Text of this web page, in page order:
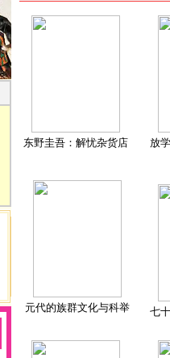
东野圭吾：解忧杂货店 放
元代的族群文化与科举 七